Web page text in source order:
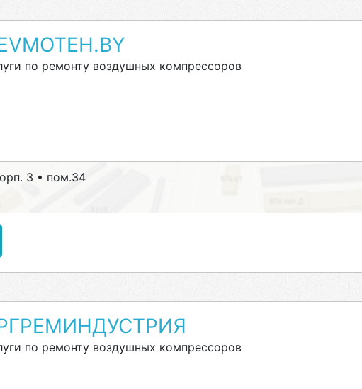
по ремонту воздушных компрессоров
3 • пом.34
по ремонту воздушных компрессоров